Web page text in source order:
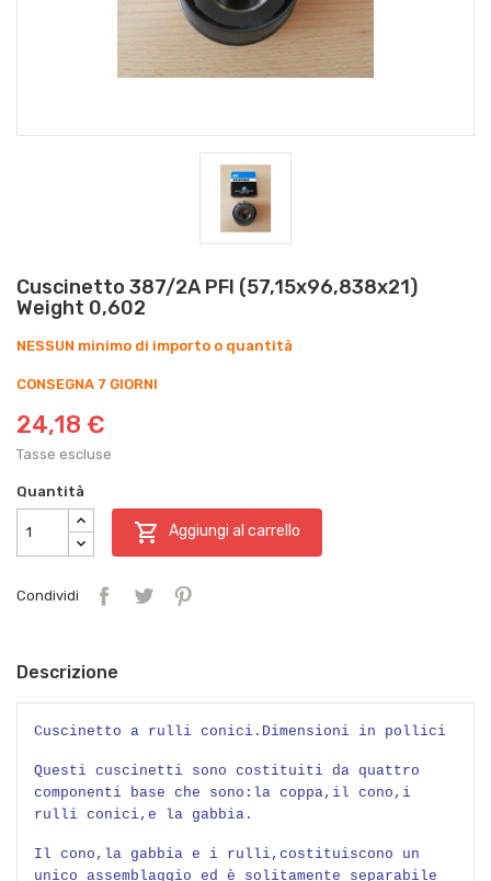
Cuscinetto 387/2A PFI (57,15x96,838x21)
Weight 0,602
NESSUN minimo di importo o quantità
CONSEGNA 7 GIORNI
24,18 €
Tasse escluse
Quantità
 Aggiungi al carrello
Condividi
Descrizione
Cuscinetto a rulli conici.Dimensioni in pollici
Questi cuscinetti sono costituiti da quattro
componenti base che sono:la coppa,il cono,i
rulli conici,e la gabbia.
Il cono,la gabbia e i rulli,costituiscono un
unico assemblaggio ed è solitamente separabile